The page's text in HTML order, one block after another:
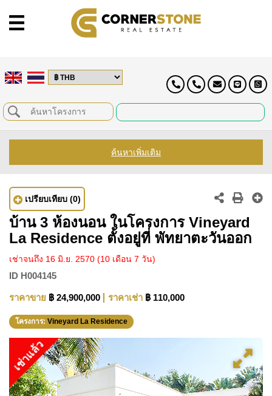
ค้นหาเพิ่มเติม
เปรียบเทียบ (0)
บ้าน 3 ห้องนอน ในโครงการ Vineyard
La Residence ตั้งอยู่ที่ พัทยาตะวันออก
เช่าจนถึง 16 มิ.ย. 2570 (10 เดือน 7 วัน)
ID H004145
ราคาขาย ฿ 24,900,000 ราคาเช่า ฿ 110,000
โครงการ: Vineyard La Residence
เช่าแล้ว